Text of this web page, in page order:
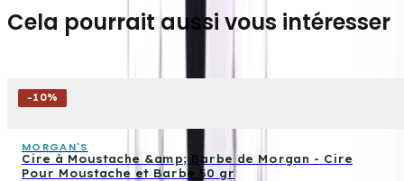
Cela pourrait aussi vous intéresser
-10%
MORGAN'S
Cire à Moustache &amp; Barbe de Morgan - Cire
Pour Moustache et Barbe 50 gr